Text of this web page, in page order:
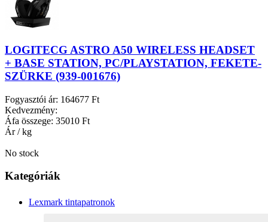
LOGITECG ASTRO A50 WIRELESS HEADSET
+ BASE STATION, PC/PLAYSTATION, FEKETE-
SZÜRKE (939-001676)
Fogyasztói ár: 164677 Ft
Kedvezmény:
Áfa összege: 35010 Ft
Ár / kg
No stock
Kategóriák
Lexmark tintapatronok